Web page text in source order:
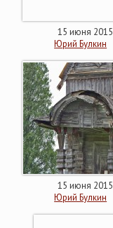
15 июня 2015
Юрий Булкин
15 июня 2015
Юрий Булкин